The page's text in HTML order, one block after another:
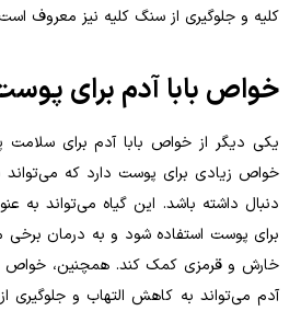
کلیه و جلوگیری از سنگ کلیه نیز معروف است
خواص بابا آدم برای
یکی دیگر از خواص بابا آدم برای سلامت
خواص زیادی برای پوست دارد که
دنبال داشته باشد. این گیاه می‌تواند به
برای پوست استفاده شود و به درمان برخی
خارش و قرمزی کمک کند. همچنین، خواص
آدم می‌تواند به کاهش التهاب و جلوگیری